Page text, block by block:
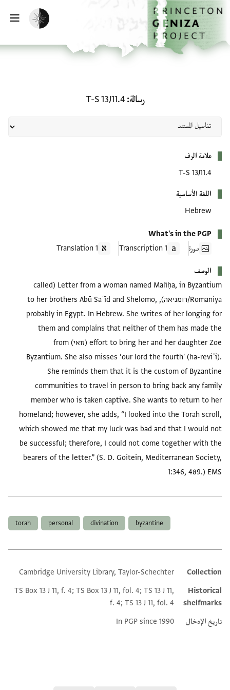
إلى المحتوى الرئيسي
الرئيسية
تفعيل الوضع المظلم
رسالة T-S 13J11.4
علامة الرف
T-S 13J11.4
اللغة الأساسية
Hebrew
What's in the PGP
صورة
1 Transcription
1 Translation
الوصف
Letter from a woman named Malīḥa, in Byzantium (called
Romaniya/רומניאה), to her brothers Abū Saʿīd and Shelomo,
probably in Egypt. In Hebrew. She writes of her longing for
them and complains that neither of them has made the
effort to bring her and her daughter Zoe (זואי) from
Byzantium. She also misses ‘our lord the fourth' (ha-reviʿi).
She reminds them that it is the custom of Byzantine
communities to travel in person to bring back any family
member who is taken captive. She wants to return to her
homeland; however, she adds, “I looked into the Torah scroll,
which showed me that my luck was bad and that I would not
be successful; therefore, I could not come together with the
bearers of the letter.” (S. D. Goitein, Mediterranean Society,
1:346, 489.) EMS
byzantine
divination
personal
torah
Additional metadata
Collection
Cambridge University Library, Taylor-Schechter
Historical
shelfmarks
TS Box 13 J 11, f. 4; TS Box 13 J 11, fol. 4; TS 13 J 11,
f. 4; TS 13 J 11, fol. 4
تاريخ الإدخال
In PGP since 1990